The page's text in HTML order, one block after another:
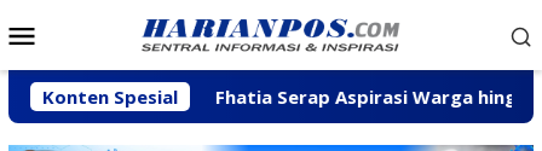
ke
Mobile
Konten Spesial
Fhatia Serap Aspirasi Warga hingga Bantu